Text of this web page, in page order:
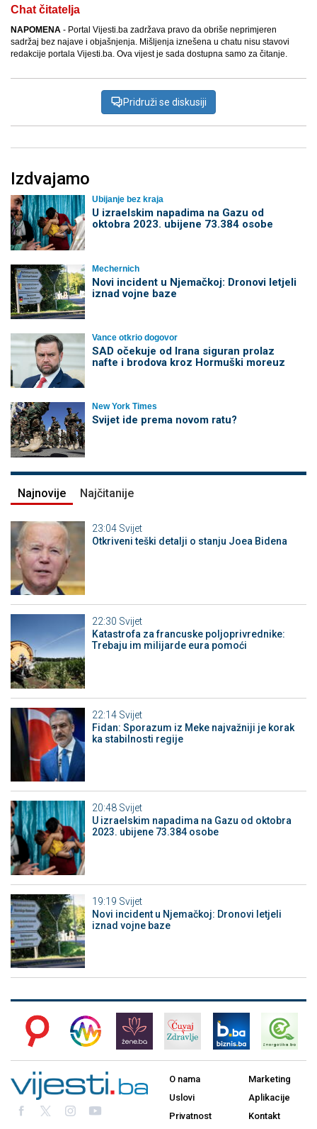
Chat čitatelja
NAPOMENA - Portal Vijesti.ba zadržava pravo da obriše neprimjeren
sadržaj bez najave i objašnjenja. Mišljenja iznešena u chatu nisu stavovi
redakcije portala Vijesti.ba. Ova vijest je sada dostupna samo za čitanje.
Pridruži se diskusiji
Izdvajamo
Ubijanje bez kraja
U izraelskim napadima na Gazu od
oktobra 2023. ubijene 73.384 osobe
Mechernich
Novi incident u Njemačkoj: Dronovi letjeli
iznad vojne baze
Vance otkrio dogovor
SAD očekuje od Irana siguran prolaz
nafte i brodova kroz Hormuški moreuz
New York Times
Svijet ide prema novom ratu?
Najnovije Najčitanije
23:04 Svijet
Otkriveni teški detalji o stanju Joea Bidena
22:30 Svijet
Katastrofa za francuske poljoprivrednike:
Trebaju im milijarde eura pomoći
22:14 Svijet
Fidan: Sporazum iz Meke najvažniji je korak
ka stabilnosti regije
20:48 Svijet
U izraelskim napadima na Gazu od oktobra
2023. ubijene 73.384 osobe
19:19 Svijet
Novi incident u Njemačkoj: Dronovi letjeli
iznad vojne baze
O nama
Uslovi
Privatnost
Marketing
Aplikacije
Kontakt